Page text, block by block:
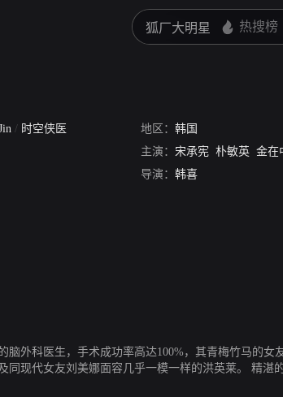
/ 时空侠医 地区： 韩国
主演： 宋承宪 朴敏英 金在
导演： 韩喜
脑外科医生，手术成功率高达100%，其青梅竹马的
同现代女友刘美娜面容几乎一模一样的洪英莱。 精